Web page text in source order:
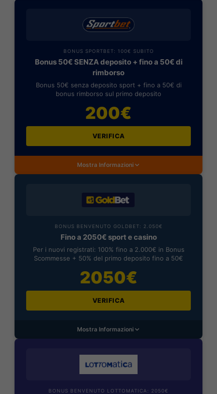
BONUS SPORTBET: 100€ SUBITO
Bonus 50€ SENZA deposito + fino a 50€ di
rimborso
Bonus 50€ senza deposito sport + fino a 50€ di
bonus rimborso sul primo deposito
200€
VERIFICA
Mostra Informazioni
BONUS BENVENUTO GOLDBET: 2.050€
Fino a 2050€ sport e casino
Per i nuovi registrati: 100% fino a 2.000€ in Bonus
Scommesse + 50% del primo deposito fino a 50€
2050€
VERIFICA
Mostra Informazioni
BONUS BENVENUTO LOTTOMATICA: 2050€